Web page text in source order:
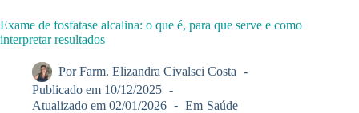
Exame de fosfatase alcalina: o que é, para que serve e como
interpretar resultados
Por Farm. Elizandra Civalsci Costa
Publicado em 10/12/2025
Atualizado em 02/01/2026 Em Saúde